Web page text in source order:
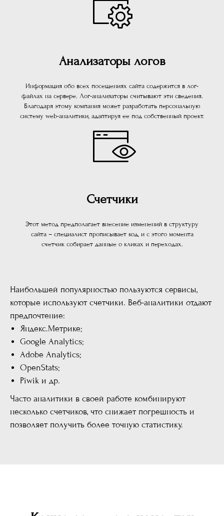
Анализаторы логов
Информация обо всех посещениях сайта содержится в лог-
файлах на сервере. Лог-анализаторы считывают эти сведения.
Благодаря этому компания может разработать персональную
систему web-аналитики, адаптируя ее под собственный проект.
Счетчики
Этот метод предполагает внесение изменений в структуру
сайта – специалист прописывает код, и с этого момента
счетчик собирает данные о кликах и переходах.
Наибольшей популярностью пользуются сервисы,
которые используют счетчики. Веб-аналитики отдают
предпочтение:
Яндекс.Метрике;
Google Analytics;
Adobe Analytics;
OpenStats;
Piwik и др.
Часто аналитики в своей работе комбинируют
несколько счетчиков, что снижает погрешность и
позволяет получить более точную статистику.